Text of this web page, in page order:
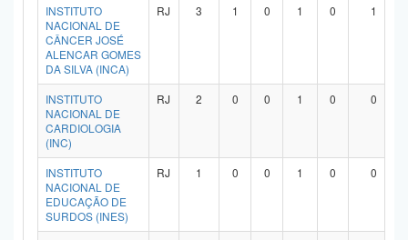
INSTITUTO
NACIONAL DE
CÂNCER JOSÉ
ALENCAR GOMES
DA SILVA (INCA)
RJ 3 1 0 1 0 1
INSTITUTO
NACIONAL DE
CARDIOLOGIA
(INC)
RJ 2 0 0 1 0 0
INSTITUTO
NACIONAL DE
EDUCAÇÃO DE
SURDOS (INES)
RJ 1 0 0 1 0 0